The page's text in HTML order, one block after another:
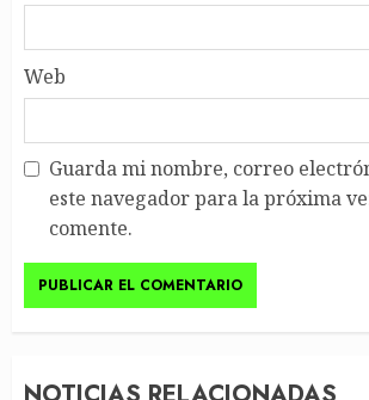
Web
Guarda mi nombre, correo
este navegador para la próxima
comente.